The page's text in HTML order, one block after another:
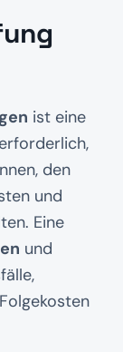
ist eine
den
und
Eine
und